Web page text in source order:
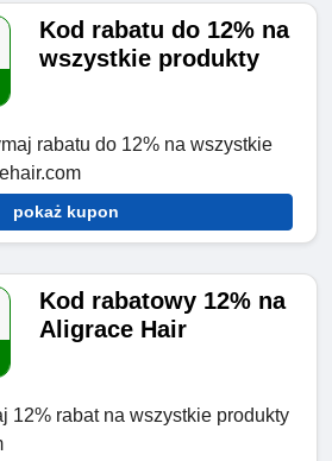
Kod rabatu do 12% na
wszystkie produkty
rabatu do 12% na wszystkie
pokaż kupon
Kod rabatowy 12% na
Aligrace Hair
12% rabat na wszystkie produkty